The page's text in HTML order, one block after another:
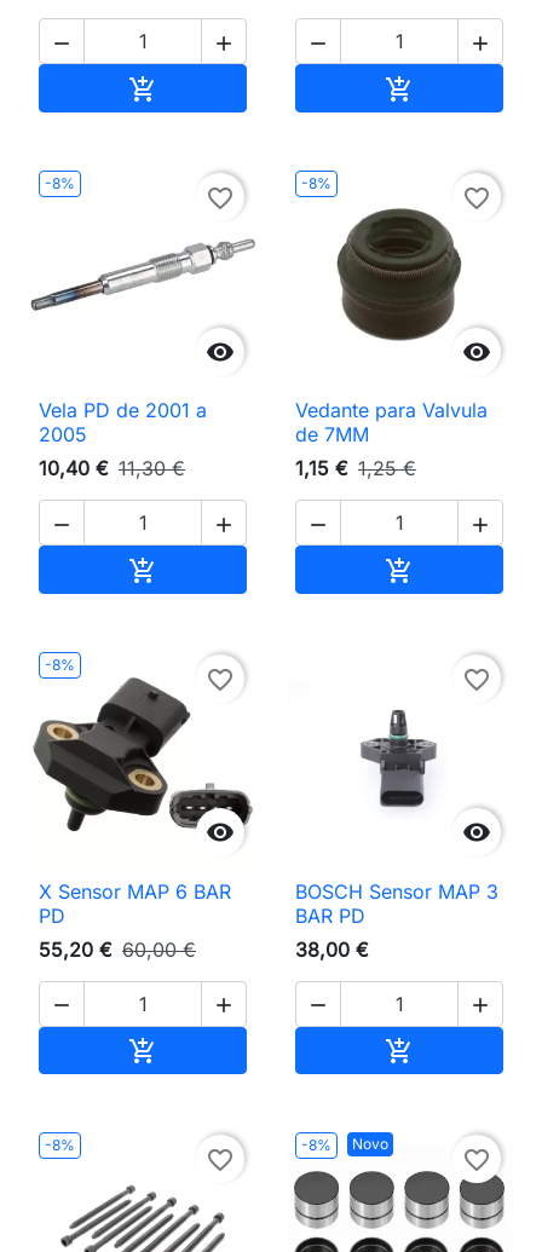
 

 

-8%

favorite_border
Vela PD de 2001 a
2005
10,40 € 11,30 €
 

-8%

favorite_border
Vedante para Valvula
de 7MM
1,15 € 1,25 €
 

-8%

favorite_border
X Sensor MAP 6 BAR
PD
55,20 € 60,00 €
 


favorite_border
BOSCH Sensor MAP 3
BAR PD
38,00 €
 

-8%
favorite_border
-8% Novo
favorite_border